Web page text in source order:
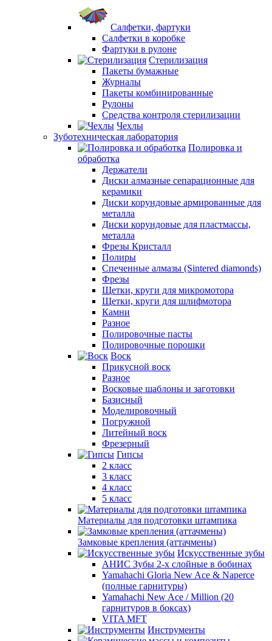
Салфетки, фартуки
Салфетки в коробке
Фартуки в рулоне
Стерилизация
Пакеты бумажные
Журналы
Пакеты комбинированные
Рулоны
Средства контроля стерилизации
Чехлы
Зуботехническая лаборатория
Полировка и
обработка
Держатели
Диски алмазные сепарационные для
керамики
Диски корундовые армированные для
металла
Диски корундовые для пластмассы,
металла
Фрезы Кристалл
Полиры
Спеченные алмазы (Sintered diamonds)
Фрезы
Щетки, круги для микромотора
Щетки, круги для шлифмотора
Камни
Разное
Полировочные пасты
Полировочные порошки
Воск
Прикусной воск
Разное
Восковые шаблоны и заготовки
Базисный
Моделировочный
Погружной
Литейный воск
Фрезерный
Гипсы
2 класс
3 класс
4 класс
5 класс
Материалы для подготовки штампика
Замковые крепления (аттачмены)
Искусственные зубы
АНИС Зубы 2-х слойные в бобинах
Yamahachi Gloria New Ace & Naperce
(полные гарнитуры)
Yamahachi New Ace / Million (20
гарнитуров в боксах)
VITA MFT
Инструменты